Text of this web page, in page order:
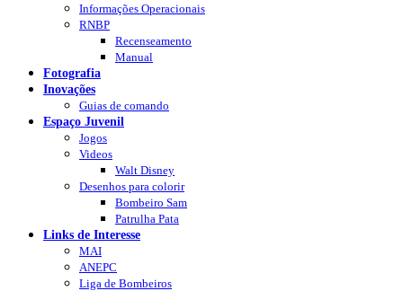
Informações Operacionais
RNBP
Recenseamento
Manual
Fotografia
Inovações
Guias de comando
Espaço Juvenil
Jogos
Videos
Walt Disney
Desenhos para colorir
Bombeiro Sam
Patrulha Pata
Links de Interesse
MAI
ANEPC
Liga de Bombeiros